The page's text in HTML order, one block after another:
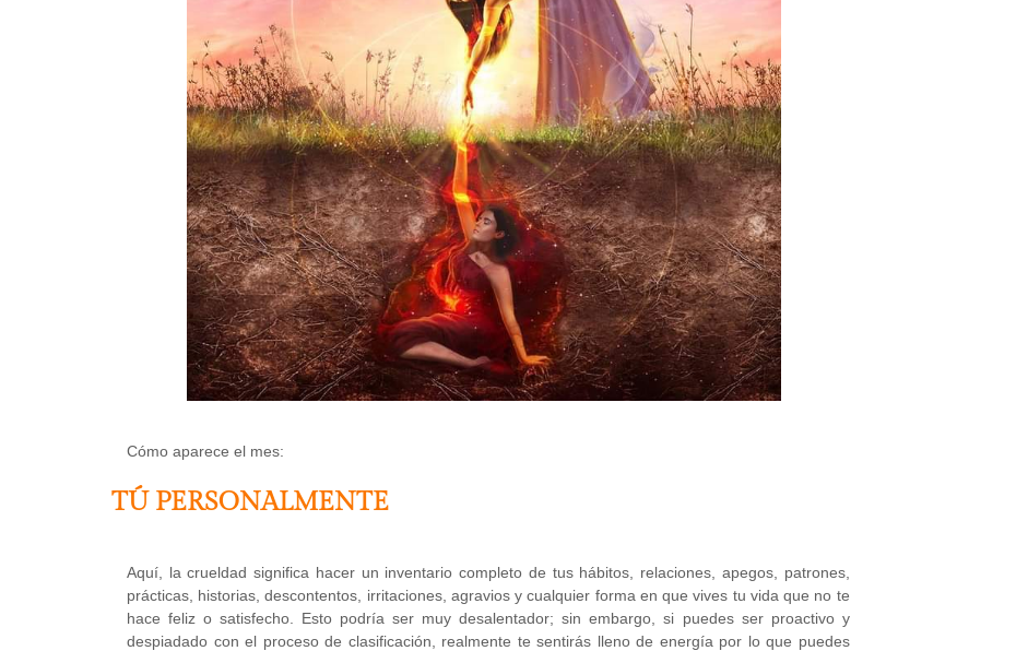
Cómo aparece el mes:
TÚ PERSONALMENTE
Aquí, la crueldad significa hacer un inventario completo de tus hábitos, relaciones, apegos, patrones,
prácticas, historias, descontentos, irritaciones, agravios y cualquier forma en que vives tu vida que no te
hace feliz o satisfecho. Esto podría ser muy desalentador; sin embargo, si puedes ser proactivo y
despiadado con el proceso de clasificación, realmente te sentirás lleno de energía por lo que puedes